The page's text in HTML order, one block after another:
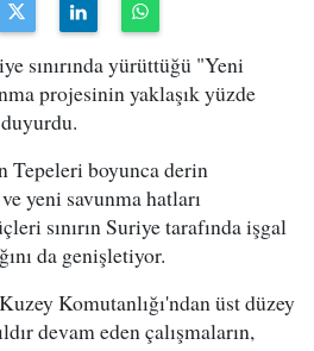
sınırında yürüttüğü "Yeni
projesinin yaklaşık yüzde
Tepeleri boyunca derin
yeni savunma hatları
sınırın Suriye tarafında işgal
da genişletiyor.
Komutanlığı'ndan üst düzey
devam eden çalışmaların,